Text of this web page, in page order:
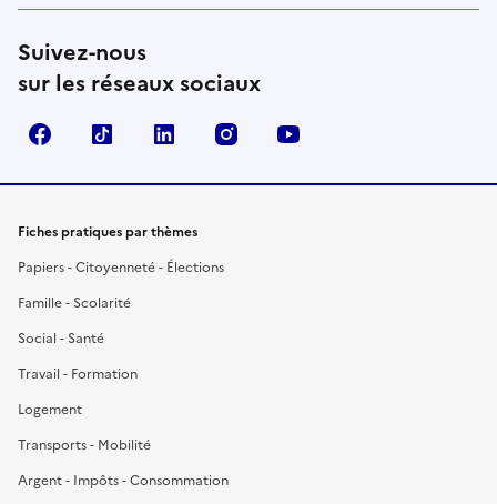
Suivez-nous
sur les réseaux sociaux
FacebookTikTok LinkedIn Instagram
Fiches pratiques par thèmes
Papiers - Citoyenneté - Élections
Famille - Scolarité
Social - Santé
Travail - Formation
Logement
Transports - Mobilité
Argent - Impôts - Consommation